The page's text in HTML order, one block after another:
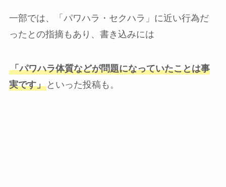
一部では、「パワハラ・セクハラ」に近い行為だ
ったとの指摘もあり、書き込みには
「パワハラ体質などが問題になっていたことは事
実です」といった投稿も。